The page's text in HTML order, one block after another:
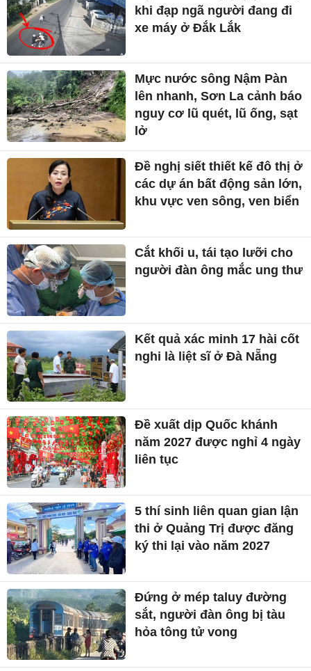
khi đạp ngã người đang đi
xe máy ở Đắk Lắk
Mực nước sông Nậm Pàn
lên nhanh, Sơn La cảnh báo
nguy cơ lũ quét, lũ ống, sạt
lở
Đề nghị siết thiết kế đô thị ở
các dự án bất động sản lớn,
khu vực ven sông, ven biển
Cắt khối u, tái tạo lưỡi cho
người đàn ông mắc ung thư
Kết quả xác minh 17 hài cốt
nghi là liệt sĩ ở Đà Nẵng
Đề xuất dịp Quốc khánh
năm 2027 được nghỉ 4 ngày
liên tục
5 thí sinh liên quan gian lận
thi ở Quảng Trị được đăng
ký thi lại vào năm 2027
Đứng ở mép taluy đường
sắt, người đàn ông bị tàu
hỏa tông tử vong